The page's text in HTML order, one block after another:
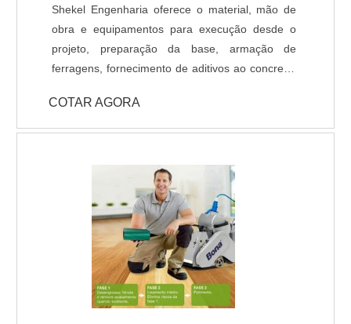
Shekel Engenharia oferece o material, mão de
obra e equipamentos para execução desde o
projeto, preparação da base, armação de
ferragens, fornecimento de aditivos ao concreto,
acabamento (polido, float, vassourado,
desempenado, etc.) e corte das juntas. Todo
Concreto tem acompanhamento de engenheiro
civil responsável, que administra as etapas de
execução do piso de acordo com projeto
fornecido pelo cliente. A pavimentação de
Concreto pode ser armada em aço ou com telas
de fiber glass, entre outros aditivos para melhor
desempenho do piso como por exemplo as
fibras sintéticas de Polipropileno e/ou Vidro, que
COTAR AGORA